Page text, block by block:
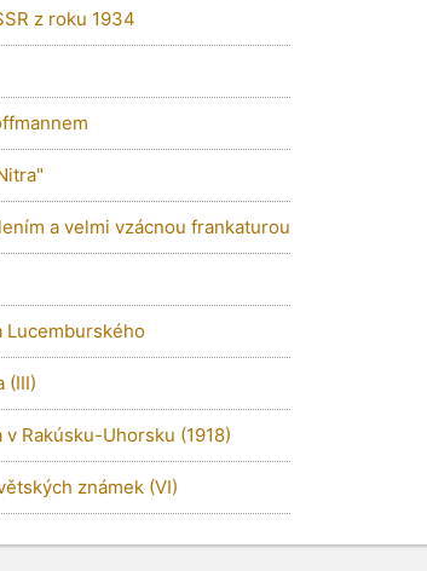
z roku 1934
a velmi vzácnou frankaturou
Lucemburského
(III)
Rakúsku-Uhorsku (1918)
známek (VI)